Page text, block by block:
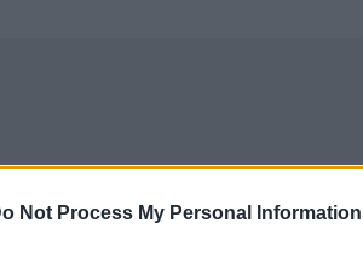
Not Process My Personal Information